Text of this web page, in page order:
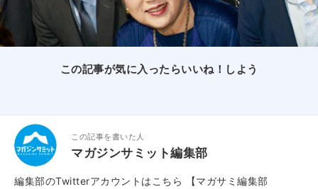
この記事が気に入ったらいいね！しよう
この記事を書いた人
マガジンサミット編集部
編集部のTwitterアカウントはこちら
【マガサミ編集部